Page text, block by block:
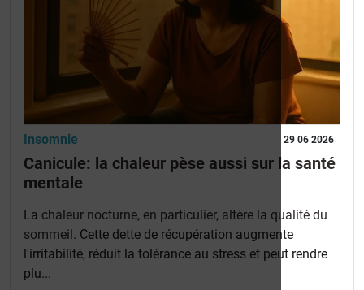
29 06 2026
Insomnie
Canicule: la chaleur pèse aussi sur la santé
mentale
La chaleur nocturne, en particulier, altère la qualité du
sommeil. Cette dette de récupération augmente
l'irritabilité, réduit la tolérance au stress et peut rendre
plu...